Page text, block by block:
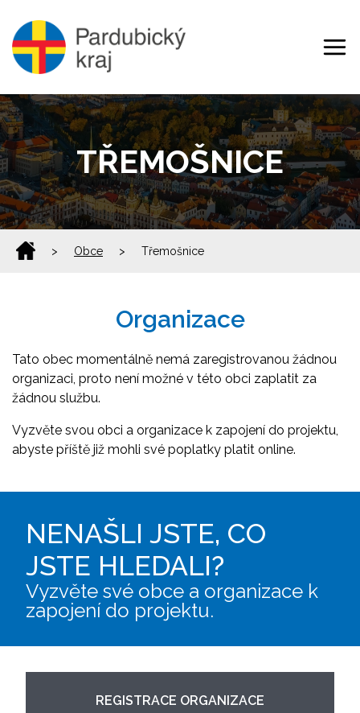
TŘEMOŠNICE
> Obce > Třemošnice
Organizace
Tato obec momentálně nemá zaregistrovanou žádnou
organizaci, proto není možné v této obci zaplatit za
žádnou službu.
Vyzvěte svou obci a organizace k zapojení do projektu,
abyste příště již mohli své poplatky platit online.
NENAŠLI JSTE, CO
JSTE HLEDALI?
Vyzvěte své obce a organizace k
zapojení do projektu.
REGISTRACE ORGANIZACE